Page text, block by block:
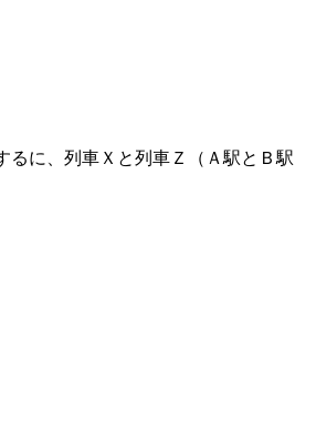
るに、列車Ｘと列車Ｚ（Ａ駅とＢ駅